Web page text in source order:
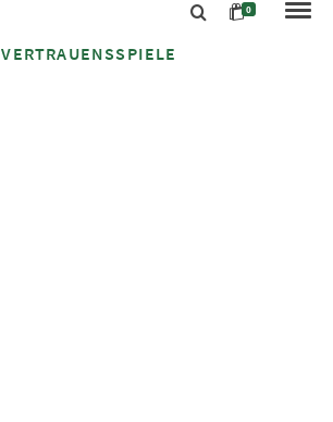
0
VERTRAUENSSPIELE